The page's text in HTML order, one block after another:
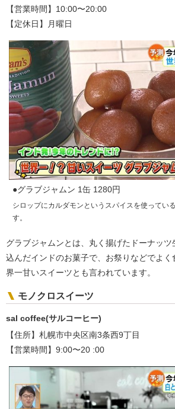
【営業時間】10:00〜20:00
【定休日】月曜日
●グラブジャムン 1缶 1280円
シロップにカルダモンというスパイスを使ってい
す。
グラブジャムンとは、丸く揚げたドーナッ
込んだインドのお菓子で、お祭りなどでよ
界一甘いスイーツとも言われています。
モノクロスイーツ
sal coffee(サルコーヒー)
【住所】札幌市中央区南3条西9丁目
【営業時間】9:00〜20 :00